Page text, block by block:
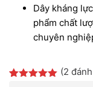
Dây kháng
phẩm chất
chuyên
(2